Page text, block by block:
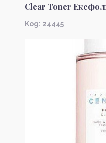
Clear Toner
Kод: 24445